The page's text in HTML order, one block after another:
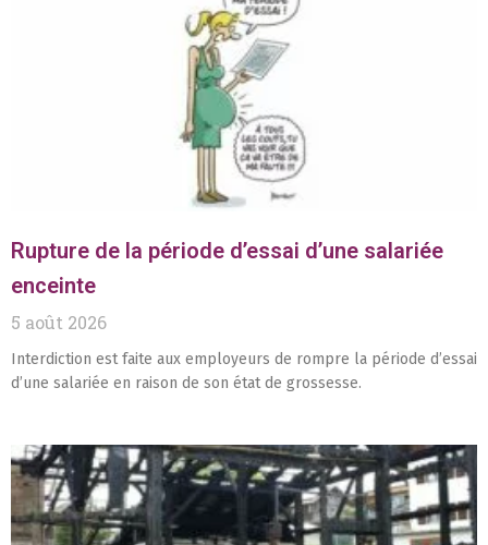
Rupture de la période d’essai d’une salariée
enceinte
5 août 2026
Interdiction est faite aux employeurs de rompre la période d’essai
d’une salariée en raison de son état de grossesse.